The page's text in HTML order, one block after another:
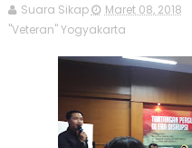
Suara Sikap Maret 08, 2018
"Veteran" Yogyakarta